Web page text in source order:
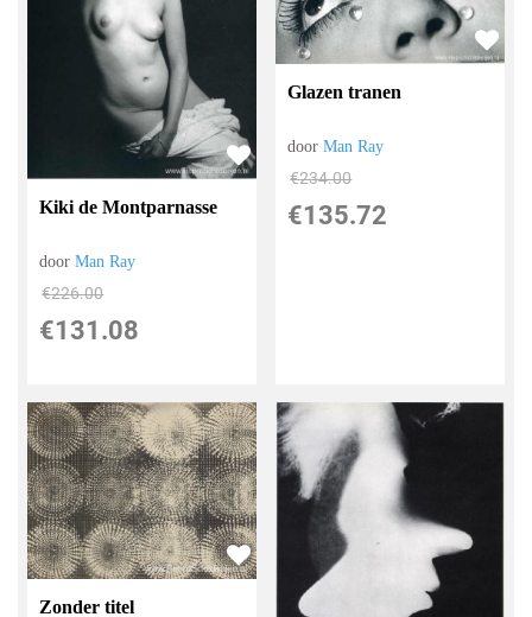
Kiki de Montparnasse
doorMan Ray
€226.00
€131.08
Glazen tranen
doorMan Ray
€234.00
€135.72
Zonder titel